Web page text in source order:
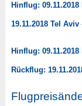
Hinflug:
19.11.2018 Tel
Hinflug:
Rückflug: